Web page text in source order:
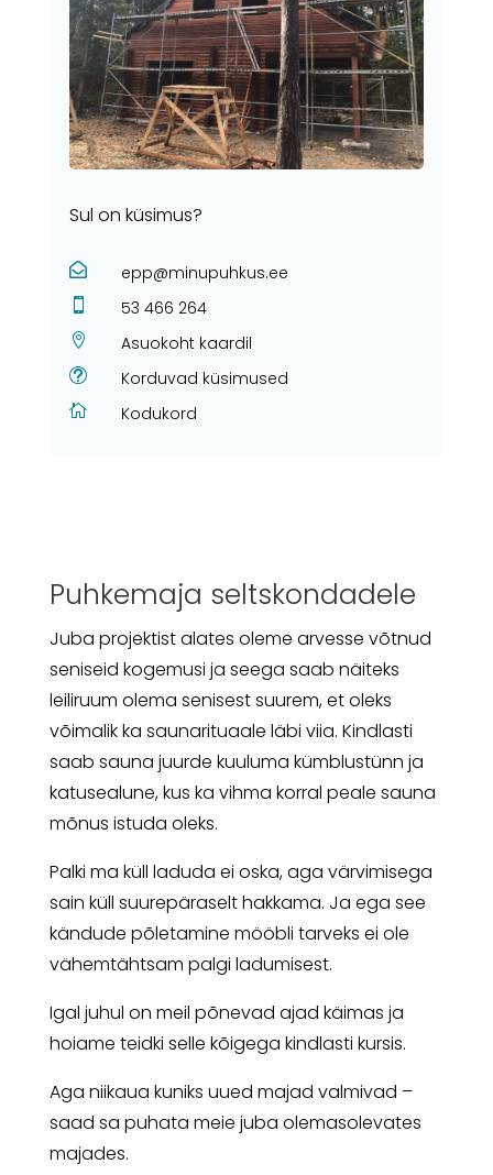
Sul on küsimus?
 epp@minupuhkus.ee
 53 466 264
 Asuokoht kaardil
t Korduvad küsimused
 Kodukord
Puhkemaja seltskondadele
Juba projektist alates oleme arvesse võtnud
seniseid kogemusi ja seega saab näiteks
leiliruum olema senisest suurem, et oleks
võimalik ka saunarituaale läbi viia. Kindlasti
saab sauna juurde kuuluma kümblustünn ja
katusealune, kus ka vihma korral peale sauna
mõnus istuda oleks.
Palki ma küll laduda ei oska, aga värvimisega
sain küll suurepäraselt hakkama. Ja ega see
kändude põletamine mööbli tarveks ei ole
vähemtähtsam palgi ladumisest.
Igal juhul on meil põnevad ajad käimas ja
hoiame teidki selle kõigega kindlasti kursis.
Aga niikaua kuniks uued majad valmivad –
saad sa puhata meie juba olemasolevates
majades.